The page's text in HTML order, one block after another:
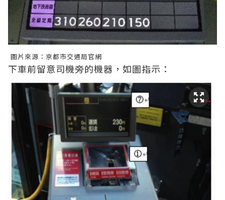
圖片來源：京都市交通局官網
下車前留意司機旁的機器，如圖指示：